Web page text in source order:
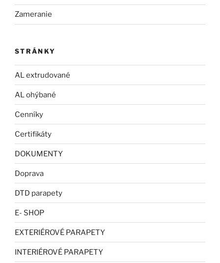
Zameranie
STRÁNKY
AL extrudované
AL ohýbané
Cenníky
Certifikáty
DOKUMENTY
Doprava
DTD parapety
E- SHOP
EXTERIÉROVÉ PARAPETY
INTERIÉROVÉ PARAPETY